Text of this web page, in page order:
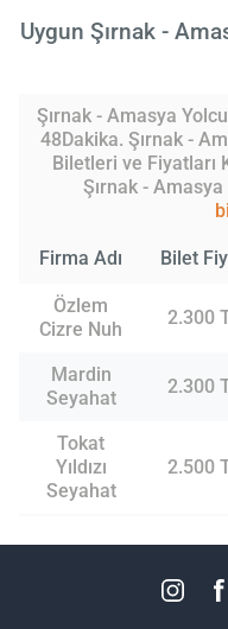
Uygun Şırnak -
Şırnak - Amasya
48Dakika. Şırnak -
Biletleri ve Fiyatları
Şırnak -
Firma Adı Bilet
Özlem
Cizre Nuh
2.300
Mardin
Seyahat
2.300
Tokat
Yıldızı
Seyahat
2.500